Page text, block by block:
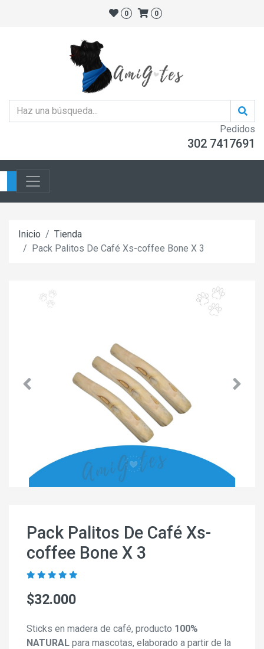
0 0
Pedidos
302 7417691
Inicio
Tienda
Pack Palitos De Café Xs-coffee Bone X 3
Pack Palitos De Café Xs-
coffee Bone X 3
$32.000
Sticks en madera de café, producto 100%
NATURAL para mascotas, elaborado a partir de la